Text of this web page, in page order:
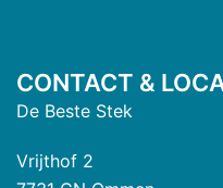
CONTACT &
De Beste Stek
Vrijthof 2